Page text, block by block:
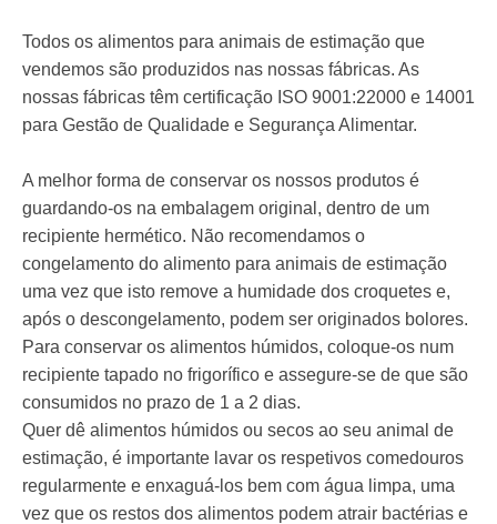
Todos os alimentos para animais de estimação que
vendemos são produzidos nas nossas fábricas. As
nossas fábricas têm certificação ISO 9001:22000 e 14001
para Gestão de Qualidade e Segurança Alimentar.
A melhor forma de conservar os nossos produtos é
guardando-os na embalagem original, dentro de um
recipiente hermético. Não recomendamos o
congelamento do alimento para animais de estimação
uma vez que isto remove a humidade dos croquetes e,
após o descongelamento, podem ser originados bolores.
Para conservar os alimentos húmidos, coloque-os num
recipiente tapado no frigorífico e assegure-se de que são
consumidos no prazo de 1 a 2 dias.
Quer dê alimentos húmidos ou secos ao seu animal de
estimação, é importante lavar os respetivos comedouros
regularmente e enxaguá-los bem com água limpa, uma
vez que os restos dos alimentos podem atrair bactérias e